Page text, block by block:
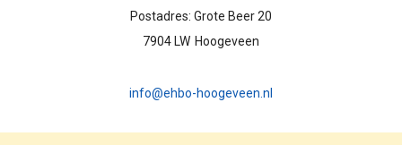
Postadres: Grote Beer 20
7904 LW Hoogeveen
info@ehbo-hoogeveen.nl